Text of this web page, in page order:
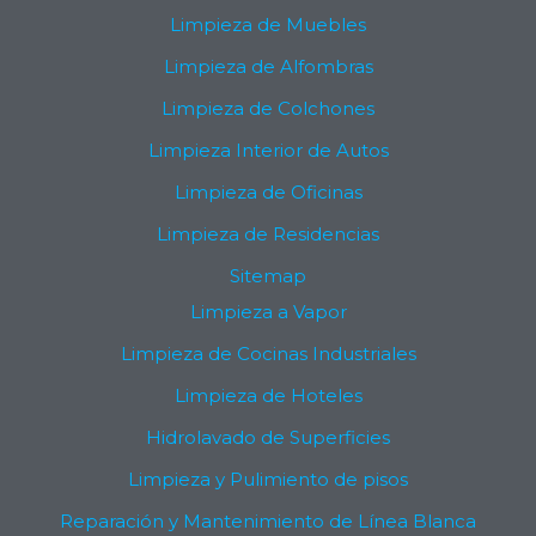
m
Limpieza de Muebles
Limpieza de Alfombras
Limpieza de Colchones
Limpieza Interior de Autos
Limpieza de Oficinas
Limpieza de Residencias
Sitemap
Limpieza a Vapor
Limpieza de Cocinas Industriales
Limpieza de Hoteles
Hidrolavado de Superficies
Limpieza y Pulimiento de pisos
Reparación y Mantenimiento de Línea Blanca